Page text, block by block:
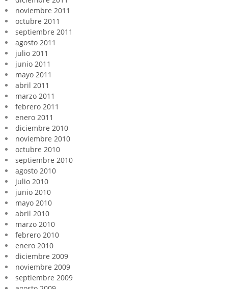
noviembre 2011
octubre 2011
septiembre 2011
agosto 2011
julio 2011
junio 2011
mayo 2011
abril 2011
marzo 2011
febrero 2011
enero 2011
diciembre 2010
noviembre 2010
octubre 2010
septiembre 2010
agosto 2010
julio 2010
junio 2010
mayo 2010
abril 2010
marzo 2010
febrero 2010
enero 2010
diciembre 2009
noviembre 2009
septiembre 2009